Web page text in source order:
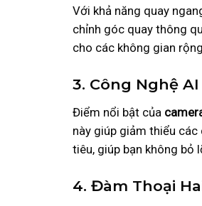
Với khả năng quay
chỉnh góc quay thông
cho các không gian
3. Công Nghệ
Điểm nổi bật của
này giúp giảm thiểu
tiêu, giúp bạn không bỏ
4. Đàm Thoại